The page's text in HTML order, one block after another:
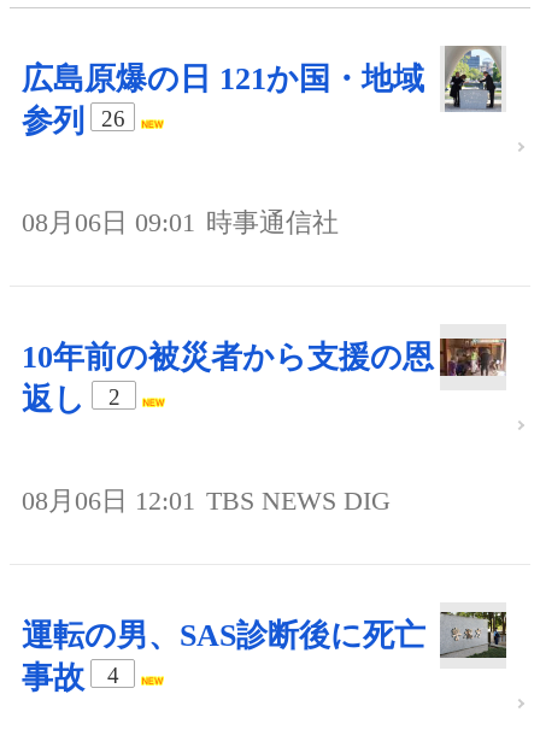
広島原爆の日 121か国・地域
参列
26
08月06日 09:01 時事通信社
10年前の被災者から支援の恩
返し
2
08月06日 12:01 TBS NEWS DIG
運転の男、SAS診断後に死亡
事故
4